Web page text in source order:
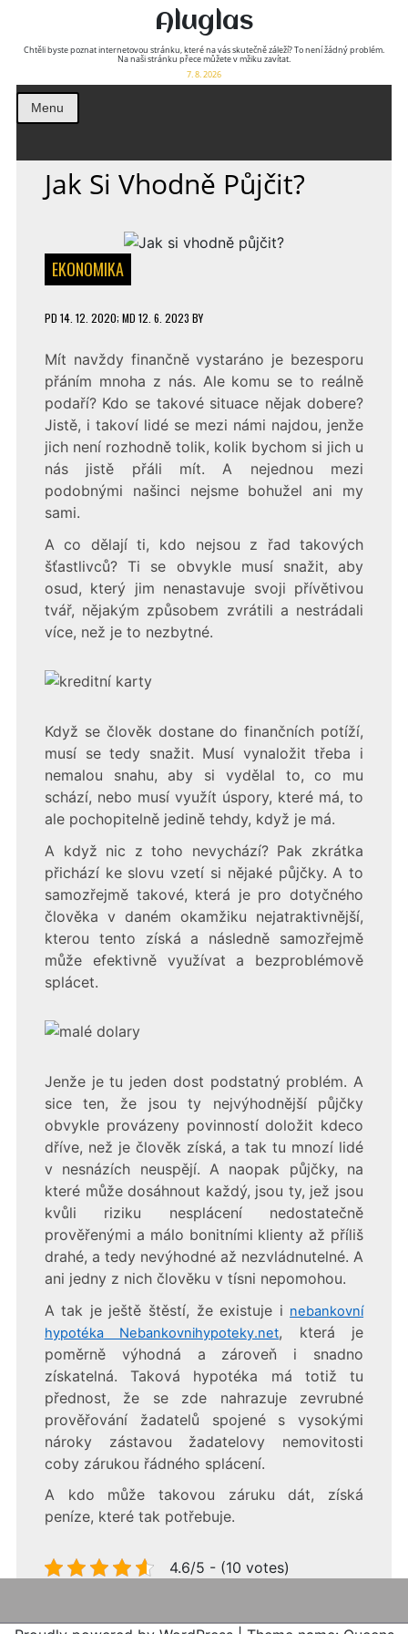
Aluglas
Chtěli byste poznat internetovou stránku, které na vás skutečně záleží? To není žádný problém.
Na naši stránku přece můžete v mžiku zavítat.
7. 8. 2026
Menu
Jak Si Vhodně Půjčit?
EKONOMIKA
PD 14. 12. 2020; MD 12. 6. 2023 BY
Mít navždy finančně vystaráno je bezesporu
přáním mnoha z nás. Ale komu se to reálně
podaří? Kdo se takové situace nějak dobere?
Jistě, i takoví lidé se mezi námi najdou, jenže
jich není rozhodně tolik, kolik bychom si jich u
nás jistě přáli mít. A nejednou mezi
podobnými našinci nejsme bohužel ani my
sami.
A co dělají ti, kdo nejsou z řad takových
šťastlivců? Ti se obvykle musí snažit, aby
osud, který jim nenastavuje svoji přívětivou
tvář, nějakým způsobem zvrátili a nestrádali
více, než je to nezbytné.
Když se člověk dostane do finančních potíží,
musí se tedy snažit. Musí vynaložit třeba i
nemalou snahu, aby si vydělal to, co mu
schází, nebo musí využít úspory, které má, to
ale pochopitelně jedině tehdy, když je má.
A když nic z toho nevychází? Pak zkrátka
přichází ke slovu vzetí si nějaké půjčky. A to
samozřejmě takové, která je pro dotyčného
člověka v daném okamžiku nejatraktivnější,
kterou tento získá a následně samozřejmě
může efektivně využívat a bezproblémově
splácet.
Jenže je tu jeden dost podstatný problém. A
sice ten, že jsou ty nejvýhodnější půjčky
obvykle provázeny povinností doložit kdeco
dříve, než je člověk získá, a tak tu mnozí lidé
v nesnázích neuspějí. A naopak půjčky, na
které může dosáhnout každý, jsou ty, jež jsou
kvůli riziku nesplácení nedostatečně
prověřenými a málo bonitními klienty až příliš
drahé, a tedy nevýhodné až nezvládnutelné. A
ani jedny z nich člověku v tísni nepomohou.
A tak je ještě štěstí, že existuje i nebankovní
hypotéka Nebankovnihypoteky.net, která je
poměrně výhodná a zároveň i snadno
získatelná. Taková hypotéka má totiž tu
přednost, že se zde nahrazuje zevrubné
prověřování žadatelů spojené s vysokými
nároky zástavou žadatelovy nemovitosti
coby zárukou řádného splácení.
A kdo může takovou záruku dát, získá
peníze, které tak potřebuje.
4.6/5 - (10 votes)